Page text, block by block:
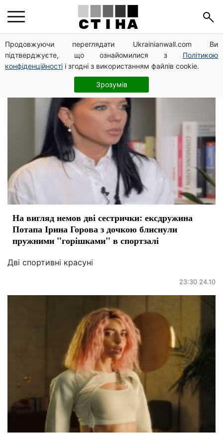
Продовжуючи переглядати Ukrainianwall.com Ви
підтверджуєте, що ознайомилися з Політикою
конфіденційності і згодні з використанням файлів cookie.
Зрозумів
Ирина Горовая
На вигляд немов дві сестрички: ексдружина
Потапа Ірина Горова з дочкою блиснули
пружними "горішками" в спортзалі
Дві спортивні красуні
23:30 24.10